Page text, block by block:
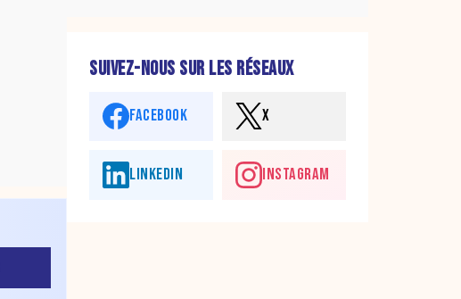
SUIVEZ-NOUS SUR LES RÉSEAUX
FACEBOOK X
LINKEDIN INSTAGRAM